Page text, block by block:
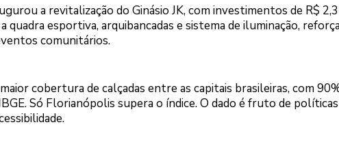
a revitalização do Ginásio JK, com investimentos de R$ 2,3
quadra esportiva, arquibancadas e sistema de iluminação,
comunitários.
cobertura de calçadas entre as capitais brasileiras, com
Só Florianópolis supera o índice. O dado é fruto de políticas